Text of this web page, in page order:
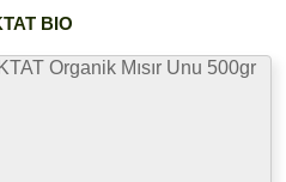
BIO
Organik Mısır Unu 500gr